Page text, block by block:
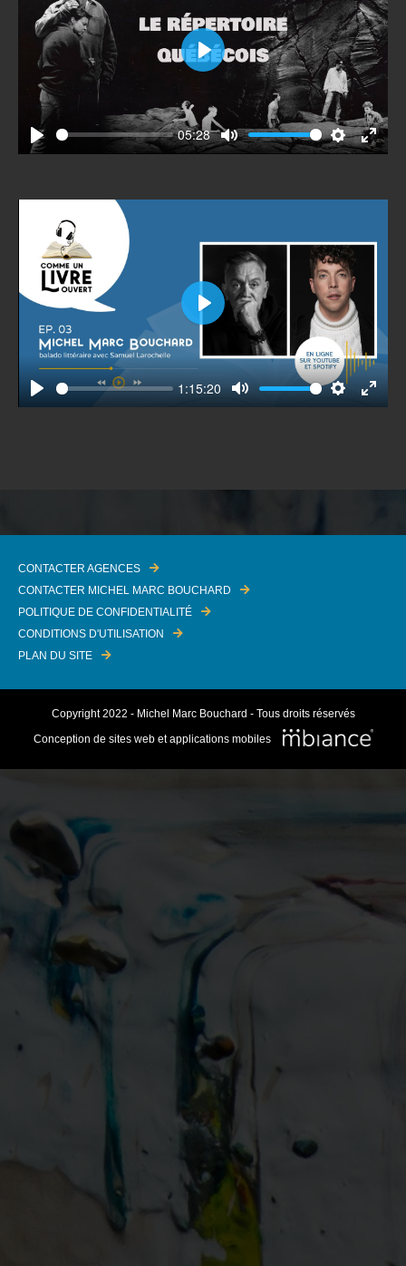
Play
05:28
Mute SettingsEnter
Play
Play
1:15:20
Mute SettingsEnter
Play
CONTACTER AGENCES
CONTACTER MICHEL MARC BOUCHARD
POLITIQUE DE CONFIDENTIALITÉ
CONDITIONS D'UTILISATION
PLAN DU SITE
Copyright 2022 - Michel Marc Bouchard - Tous droits réservés
Conception de sites web et applications mobiles